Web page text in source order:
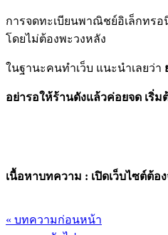
การจดทะเบียนพาณิชย์อิเล็กทรอ
โดยไม่ต้องพะวงหลัง
ในฐานะคนทำเว็บ แนะนำเลยว่า
อย่ารอให้ร้านดังแล้วค่อยจด เริ่
เนื้อหาบทความ : เปิดเว็บไซต์ต้
« บทความก่อนหน้า